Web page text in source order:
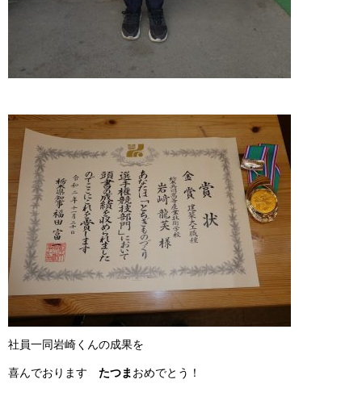
社員一同岩崎くんの成果を
喜んでおります たつまおめでとう！